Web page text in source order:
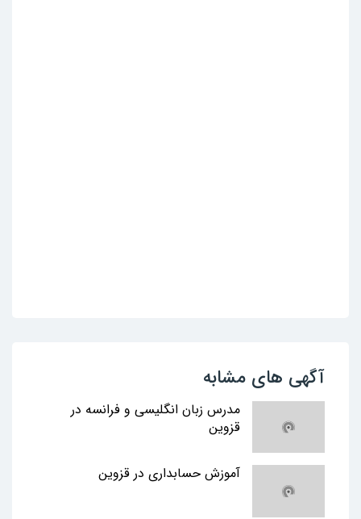
آگهی های مشابه
مدرس زبان انگلیسی و فرانسه در
قزوین
آموزش حسابداری در قزوین